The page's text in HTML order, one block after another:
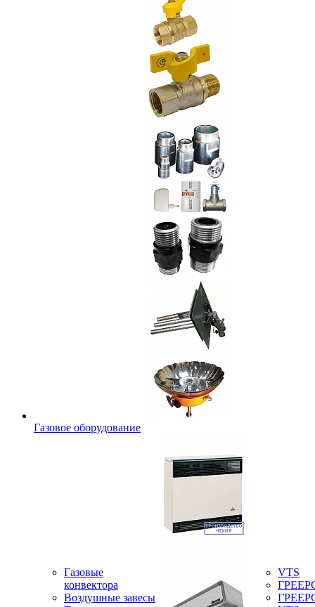
Газовое оборудование
Газовые
конвектора
Воздушные завесы
VTS